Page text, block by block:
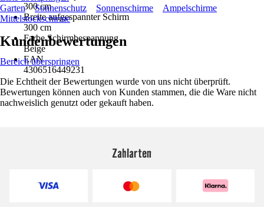
300 cm
Breite aufgespannter Schirm
300 cm
Farbe Schirmbespannung
Beige
EAN
4306516449231
Garten
Sonnenschutz Sonnenschirme
Ampelschirme
Mittelstockschirme
Kundenbewertungen
Bereich überspringen
Die Echtheit der Bewertungen wurde von uns nicht überprüft.
Bewertungen können auch von Kunden stammen, die die Ware nicht
nachweislich genutzt oder gekauft haben.
Zahlarten